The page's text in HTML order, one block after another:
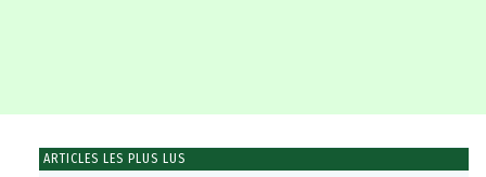
ARTICLES LES PLUS LUS